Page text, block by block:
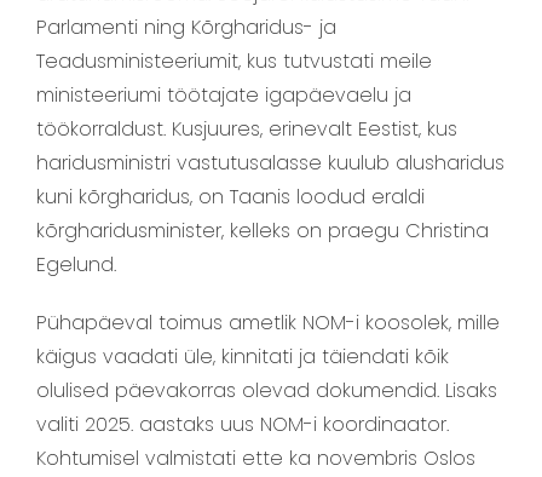
Parlamenti ning Kõrgharidus- ja
Teadusministeeriumit, kus tutvustati meile
ministeeriumi töötajate igapäevaelu ja
töökorraldust. Kusjuures, erinevalt Eestist, kus
haridusministri vastutusalasse kuulub alusharidus
kuni kõrgharidus, on Taanis loodud eraldi
kõrgharidusminister, kelleks on praegu Christina
Egelund.
Pühapäeval toimus ametlik NOM-i koosolek, mille
käigus vaadati üle, kinnitati ja täiendati kõik
olulised päevakorras olevad dokumendid. Lisaks
valiti 2025. aastaks uus NOM-i koordinaator.
Kohtumisel valmistati ette ka novembris Oslos